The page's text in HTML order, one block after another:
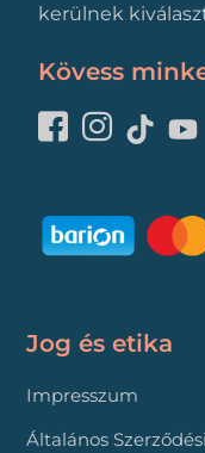
kerülnek
Kövess
Jog és etika
Impresszum
Általános